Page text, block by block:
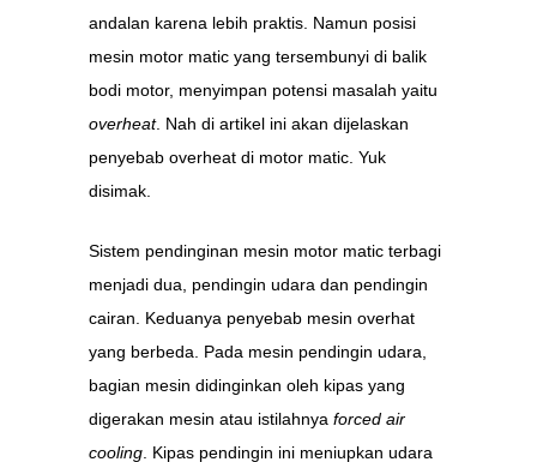
andalan karena lebih praktis. Namun posisi
mesin motor matic yang tersembunyi di balik
bodi motor, menyimpan potensi masalah yaitu
overheat. Nah di artikel ini akan dijelaskan
penyebab overheat di motor matic. Yuk
disimak.
Sistem pendinginan mesin motor matic terbagi
menjadi dua, pendingin udara dan pendingin
cairan. Keduanya penyebab mesin overhat
yang berbeda. Pada mesin pendingin udara,
bagian mesin didinginkan oleh kipas yang
digerakan mesin atau istilahnya forced air
cooling . Kipas pendingin ini meniupkan udara